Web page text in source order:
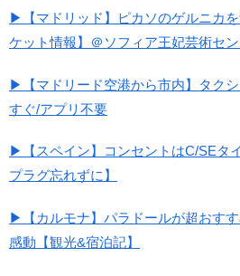
▶【マドリッド】ピカソのゲルニカ
ケット情報】＠ソフィア王妃芸術セ
▶【マドリード空港から市内】タク
すぐ/アプリ不要
▶【スペイン】コンセントはC/SEタ
プラグ忘れずに】
▶【カルモナ】パラドールが超おす
感動【観光&宿泊記】